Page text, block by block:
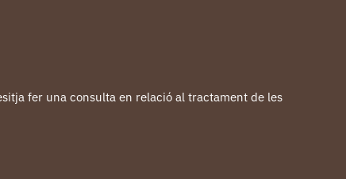
fer una consulta en relació al tractament de les